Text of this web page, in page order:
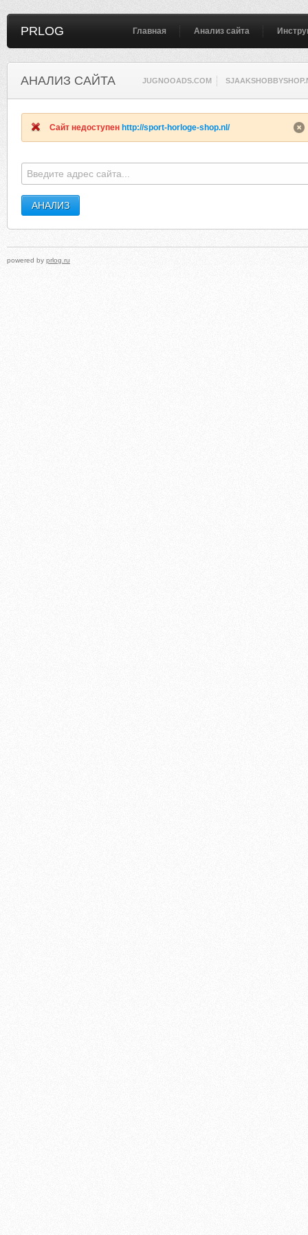
PRLOG Главная Анализ сайта
АНАЛИЗ САЙТА JUGNOOADS.COM
Сайт недоступен http://sport-horloge-shop.nl/
powered by prlog.ru